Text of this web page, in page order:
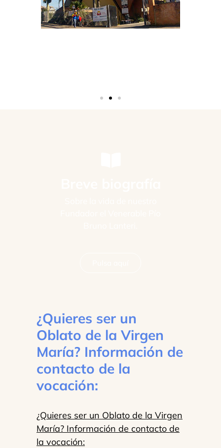
¿Quieres ser un
Oblato de la Virgen
María? Información de
contacto de la
vocación:
¿Quieres ser un Oblato de la Virgen
María? Información de contacto de
la vocación: